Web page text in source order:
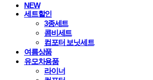
NEW
세트할인
3종세트
콤비세트
컴포터 보닛세트
여름상품
유모차용품
라이너